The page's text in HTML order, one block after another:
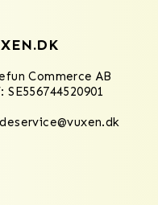
Commerce AB
SE556744520901